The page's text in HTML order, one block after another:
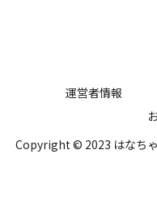
運営者情報
Copyright © 2023 はなち